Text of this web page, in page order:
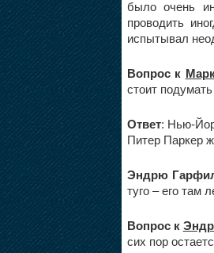
было очень
проводить
испытывал
Вопрос к
стоит
Ответ: Нью-
Питер Паркер
Эндрю
туго – его там
Вопрос к
сих пор